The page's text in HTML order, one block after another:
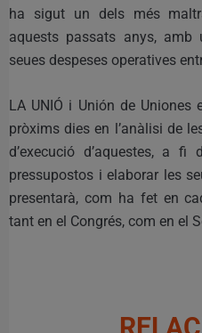
ha sigut un dels més
aquests passats anys,
seues despeses operatives
LA UNIÓ i Unión de
pròxims dies en l’anàlisi de
d’execució d’aquestes, a
pressupostos i elaborar les
presentarà, com ha fet en
tant en el Congrés, com en el